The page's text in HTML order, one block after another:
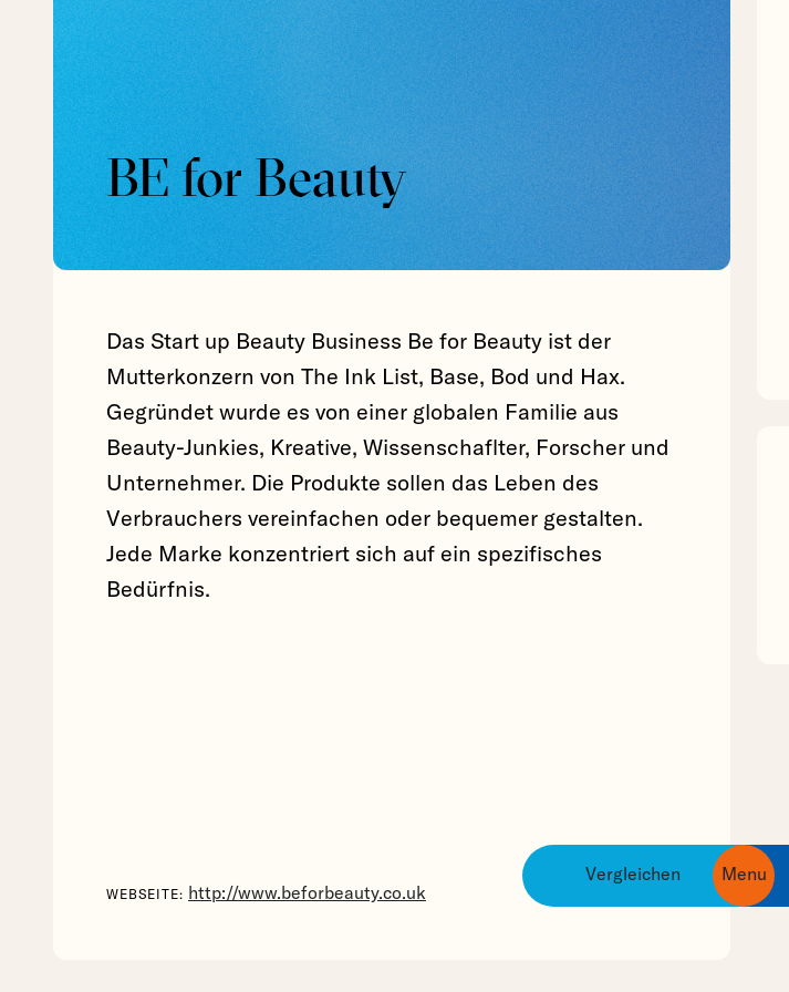
Vergleichen Menu
BE for Beauty
Das Start up Beauty Business Be for Beauty ist der
Mutterkonzern von The Ink List, Base, Bod und Hax.
Gegründet wurde es von einer globalen Familie aus
Beauty-Junkies, Kreative, Wissenschaflter, Forscher und
Unternehmer. Die Produkte sollen das Leben des
Verbrauchers vereinfachen oder bequemer gestalten.
Jede Marke konzentriert sich auf ein spezifisches
Bedürfnis.
WEBSEITE: http://www.beforbeauty.co.uk